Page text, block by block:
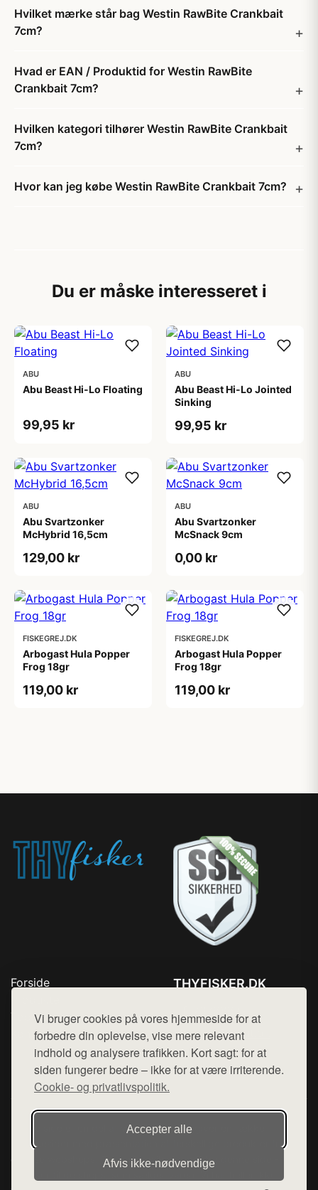
Vi bruger cookies på vores hjemmeside for at
forbedre din oplevelse, vise mere relevant
indhold og analysere trafikken. Kort sagt: for at
siden fungerer bedre – ikke for at være irriterende.
Cookie- og privatlivspolitik.
Accepter alle
Afvis ikke‑nødvendige
Hvilket mærke står bag Westin RawBite Crankbait
7cm?
Hvad er EAN / Produktid for Westin RawBite
Crankbait 7cm?
Hvilken kategori tilhører Westin RawBite Crankbait
7cm?
Hvor kan jeg købe Westin RawBite Crankbait 7cm?
Du er måske interesseret i
ABU
Abu Beast Hi-Lo Floating
99,95 kr
ABU
Abu Beast Hi-Lo Jointed
Sinking
99,95 kr
ABU
Abu Svartzonker
McHybrid 16,5cm
129,00 kr
ABU
Abu Svartzonker
McSnack 9cm
0,00 kr
FISKEGREJ.DK
Arbogast Hula Popper
Frog 18gr
119,00 kr
FISKEGREJ.DK
Arbogast Hula Popper
Frog 18gr
119,00 kr
Forside
Top Rabatter
Kontakt
THYFISKER.DK
Mail: hej@want.dk
Cookie- og privatlivspolitik
Denne side er en del af want.dk, der udgiver en række
hjemmesider med præsentation af forskellige produkter fra
diverse webshops. Der sælges ikke varer fra denne side - vi
henviser til de shops, som sælger varen. Vi har heller ikke